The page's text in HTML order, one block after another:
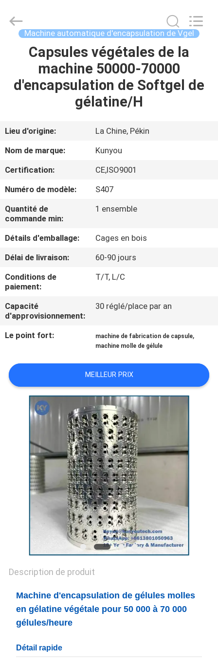
MAISON
VIDÉOS
À
PROPOS
DE
VISITE
DE
L'USINE
CONTRÔLE
DE
QUALITÉ
NOUVELLES
DEMANDEZ
UN DEVIS
PLAN
Pharmatech
Co.,LTD..
Machine automatique d'encapsulation de Vgel
Capsules végétales de la
machine 50000-70000
d'encapsulation de Softgel de
gélatine/H
Lieu d'origine:
La Chine, Pékin
Nom de marque:
Kunyou
Certification:
CE,ISO9001
Numéro de modèle:
S407
Quantité de
commande min:
1 ensemble
Détails d'emballage:
Cages en bois
Délai de livraison:
60-90 jours
Conditions de
paiement:
T/T, L/C
Capacité
d'approvisionnement:
30 réglé/place par an
Le point fort: machine de fabrication de capsule,
machine molle de gélule
MEILLEUR PRIX
Description de produit
Machine d'encapsulation de gélules molles
en gélatine végétale pour 50 000 à 70 000
gélules/heure
Détail rapide